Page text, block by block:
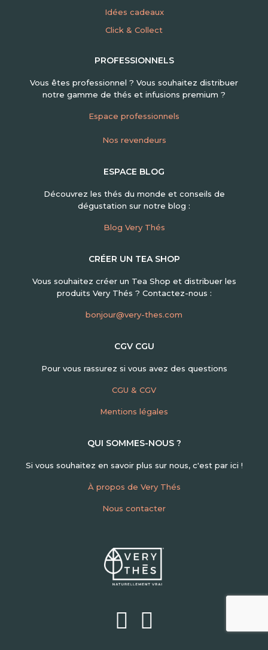
Idées cadeaux
Click & Collect
PROFESSIONNELS
Vous êtes professionnel ? Vous souhaitez distribuer
notre gamme de thés et infusions premium ?
Espace professionnels
Nos revendeurs
ESPACE BLOG
Découvrez les thés du monde et conseils de
dégustation sur notre blog :
Blog Very Thés
CRÉER UN TEA SHOP
Vous souhaitez créer un Tea Shop et distribuer les
produits Very Thés ? Contactez-nous :
bonjour@very-thes.com
CGV CGU
Pour vous rassurez si vous avez des questions
CGU & CGV
Mentions légales
QUI SOMMES-NOUS ?
Si vous souhaitez en savoir plus sur nous, c'est par ici !
À propos de Very Thés
Nous contacter